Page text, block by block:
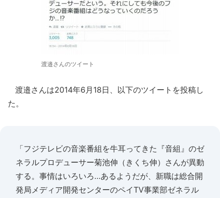
渡邉さんのツイート
渡邉さんは2014年6月18日、以下のツイートを投稿し
た。
「フジテレビの音楽番組を牛耳ってきた『音組』のゼ
ネラルプロデューサー菊池伸（きくち伸）さんが異動
する。事情はいろいろ…あるようだが、新職は総合開
発局メディア開発センターのペイTV事業部ゼネラル